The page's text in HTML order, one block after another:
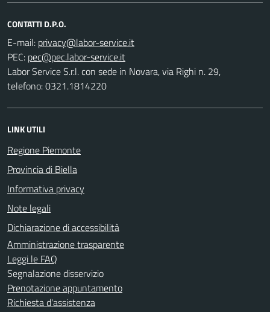
CONTATTI D.P.O.
E-mail:
PEC:
Labor Service S.r.l. con sede in Novara, via Righi n. 29,
telefono: 0321.1814220
LINK UTILI
Regione Piemonte
Provincia di Biella
Informativa privacy
Note legali
Dichiarazione di accessibilità
Amministrazione trasparente
Leggi le FAQ
Segnalazione disservizio
Prenotazione appuntamento
Richiesta d'assistenza